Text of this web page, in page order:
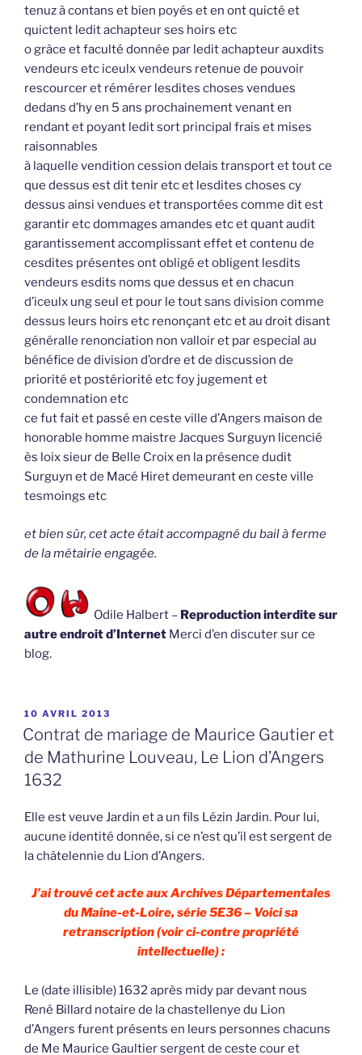
tenuz à contans et bien poyés et en ont quicté et
quictent ledit achapteur ses hoirs etc
o grâce et faculté donnée par ledit achapteur auxdits
vendeurs etc iceulx vendeurs retenue de pouvoir
rescourcer et rémérer lesdites choses vendues
dedans d’hy en 5 ans prochainement venant en
rendant et poyant ledit sort principal frais et mises
raisonnables
à laquelle vendition cession delais transport et tout ce
que dessus est dit tenir etc et lesdites choses cy
dessus ainsi vendues et transportées comme dit est
garantir etc dommages amandes etc et quant audit
garantissement accomplissant effet et contenu de
cesdites présentes ont obligé et obligent lesdits
vendeurs esdits noms que dessus et en chacun
d’iceulx ung seul et pour le tout sans division comme
dessus leurs hoirs etc renonçant etc et au droit disant
généralle renonciation non valloir et par especial au
bénéfice de division d’ordre et de discussion de
priorité et postériorité etc foy jugement et
condemnation etc
ce fut fait et passé en ceste ville d’Angers maison de
honorable homme maistre Jacques Surguyn licencié
ès loix sieur de Belle Croix en la présence dudit
Surguyn et de Macé Hiret demeurant en ceste ville
tesmoings etc
et bien sûr, cet acte était accompagné du bail à ferme
de la métairie engagée.
Odile Halbert – Reproduction interdite sur
autre endroit d’Internet Merci d’en discuter sur ce
blog.
PUBLIÉ
LE
10 AVRIL 2013
Contrat de mariage de Maurice Gautier et
de Mathurine Louveau, Le Lion d’Angers
1632
Elle est veuve Jardin et a un fils Lézin Jardin. Pour lui,
aucune identité donnée, si ce n’est qu’il est sergent de
la châtelennie du Lion d’Angers.
J’ai trouvé cet acte aux Archives Départementales
du Maine-et-Loire, série 5E36 – Voici sa
retranscription (voir ci-contre propriété
intellectuelle) :
Le (date illisible) 1632 après midy par devant nous
René Billard notaire de la chastellenye du Lion
d’Angers furent présents en leurs personnes chacuns
de Me Maurice Gaultier sergent de ceste cour et